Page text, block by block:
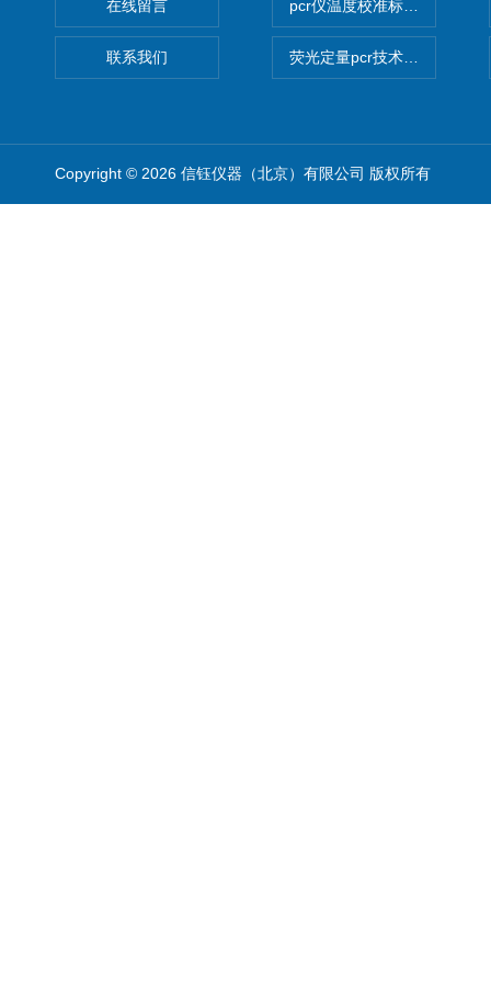
在线留言
联系我们
pcr仪温度校准标定设备
荧光定量pcr技术定制化服务
Copyright © 2026 信钰仪器（北京）有限公司 版权所有